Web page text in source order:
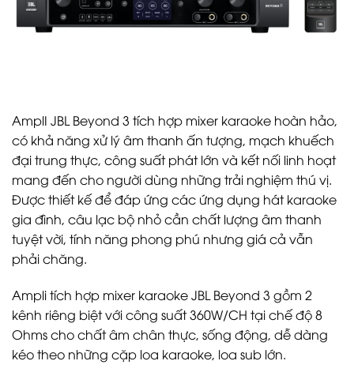
AmplI JBL Beyond 3 tích hợp mixer karaoke hoàn hảo,
có khả năng xử lý âm thanh ấn tượng, mạch khuếch
đại trung thực, công suất phát lớn và kết nối linh hoạt
mang đến cho người dùng những trải nghiệm thú vị.
Được thiết kế để đáp ứng các ứng dụng hát karaoke
gia đình, câu lạc bộ nhỏ cần chất lượng âm thanh
tuyệt vời, tính năng phong phú nhưng giá cả vẫn
phải chăng.
Ampli tích hợp mixer karaoke JBL Beyond 3 gồm 2
kênh riêng biệt với công suất 360W/CH tại chế độ 8
Ohms cho chất âm chân thực, sống động, dễ dàng
kéo theo những cặp loa karaoke, loa sub lớn.